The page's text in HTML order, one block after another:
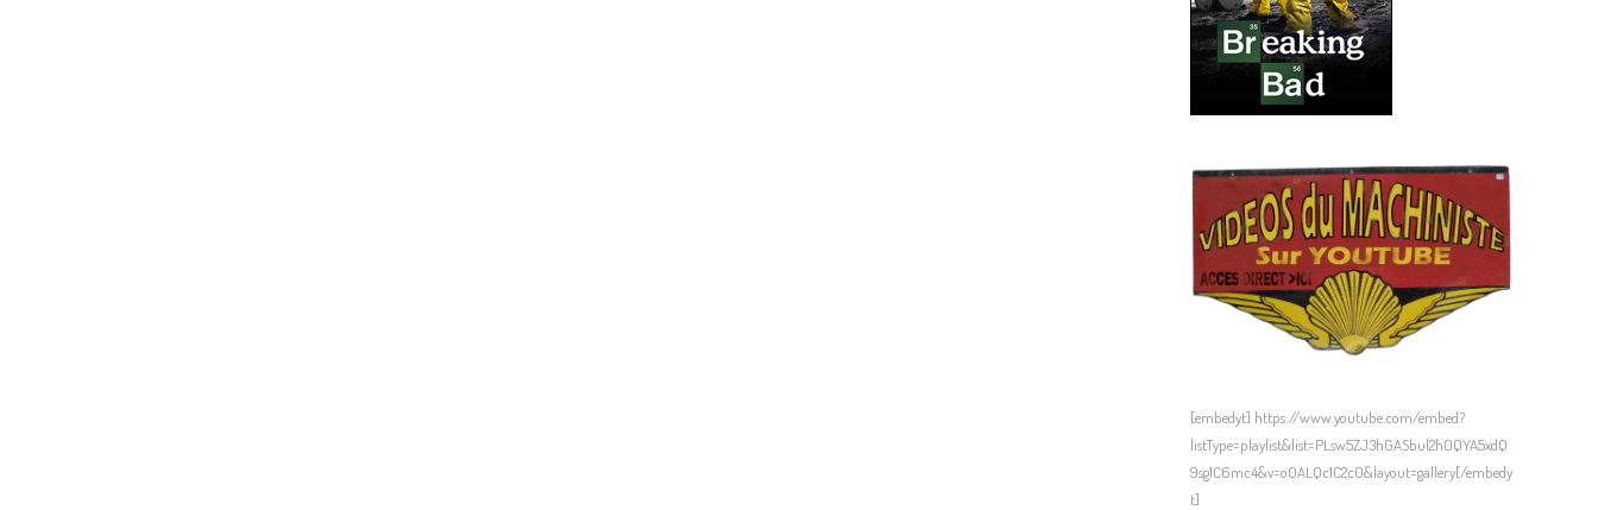
[embedyt] https://www.youtube.com/embed?
listType=playlist&list=PLsw5ZJ3hGASbul2h0QYA5xdQ
9sg1C6mc4&v=o0ALQc1C2c0&layout=gallery[/embedy
t]